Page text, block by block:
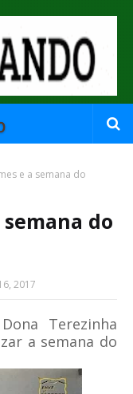
e a semana do
do
2017
Terezinha
a semana do